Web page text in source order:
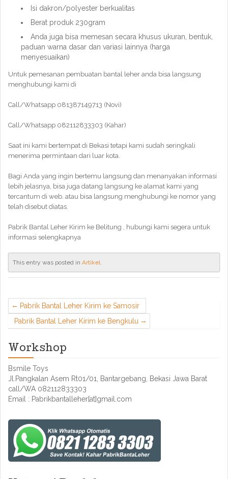
Isi dakron/polyester berkualitas
Berat produk 230gram
Anda juga bisa memesan secara khusus ukuran, bentuk,
paduan warna dasar dan variasi lainnya (harga
menyesuaikan)
Untuk pemesanan pembuatan bantal leher anda bisa langsung
menghubungi kami di
Call/Whatsapp 081387149713 (Novi)
Call/Whatsapp 082112833303 (Kahar)
Saat ini kami bertempat di Bekasi tetapi kami sudah seringkali
menerima permintaan dari luar kota.
Bagi Anda yang ingin bertemu langsung dan menanyakan informasi
lebih jelasnya, bisa juga datang langsung ke alamat kami yang
tercantum di web. atau bisa langsung menghubungi ke nomor yang
telah disebut diatas.
Pabrik Bantal Leher Kirim ke Belitung , hubungi kami segera untuk
informasi selengkapnya
This entry was posted in Artikel.
Pabrik Bantal Leher Kirim ke Samosir
Pabrik Bantal Leher Kirim ke Bengkulu
Workshop
Bsmile Toys
Jl.Pangkalan Asem Rt01/01, Bantargebang, Bekasi Jawa Barat
call/WA 082112833303
Email : Pabrikbantalleher[at]gmail.com